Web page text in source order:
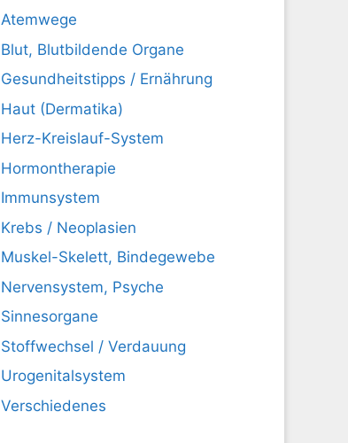
Atemwege
Blut, Blutbildende Organe
Gesundheitstipps / Ernährung
Haut (Dermatika)
Herz-Kreislauf-System
Hormontherapie
Immunsystem
Krebs / Neoplasien
Muskel-Skelett, Bindegewebe
Nervensystem, Psyche
Sinnesorgane
Stoffwechsel / Verdauung
Urogenitalsystem
Verschiedenes